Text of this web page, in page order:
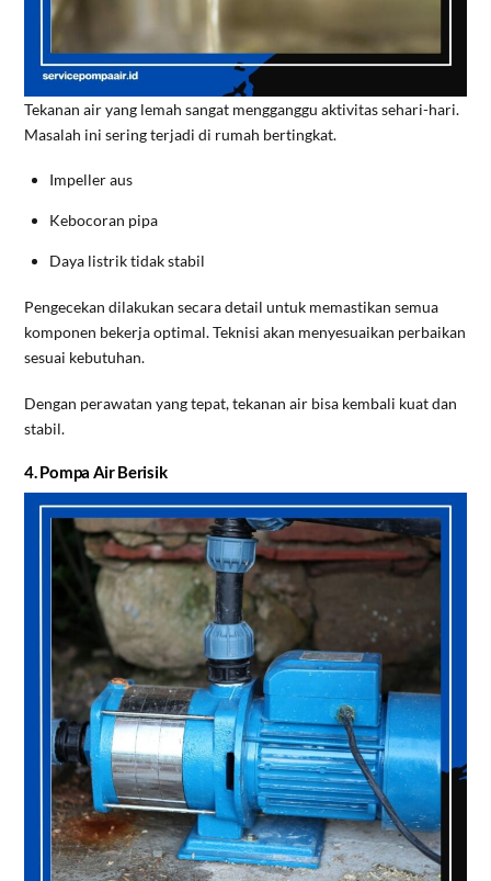
Tekanan air yang lemah sangat mengganggu aktivitas sehari-hari.
Masalah ini sering terjadi di rumah bertingkat.
Impeller aus
Kebocoran pipa
Daya listrik tidak stabil
Pengecekan dilakukan secara detail untuk memastikan semua
komponen bekerja optimal. Teknisi akan menyesuaikan perbaikan
sesuai kebutuhan.
Dengan perawatan yang tepat, tekanan air bisa kembali kuat dan
stabil.
4. Pompa Air Berisik